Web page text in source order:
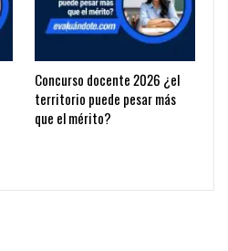
Concurso docente 2026 ¿el
territorio puede pesar más
que el mérito?